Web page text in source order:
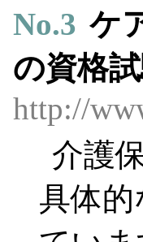
No.3 ケ
の資格
http://
介護
具体